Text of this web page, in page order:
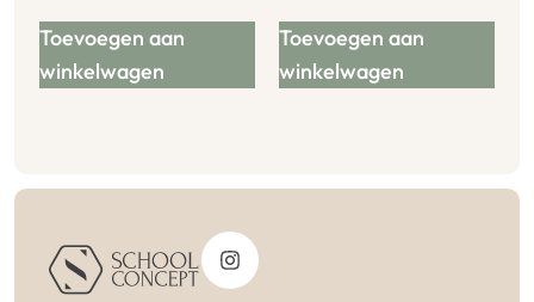
Toevoegen aan
winkelwagen
Toevoegen aan
winkelwagen